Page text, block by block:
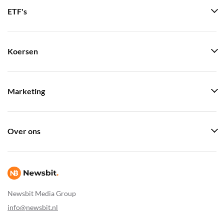
Newsbit Media Group
info@newsbit.nl
ETF's
Koersen
Marketing
Over ons